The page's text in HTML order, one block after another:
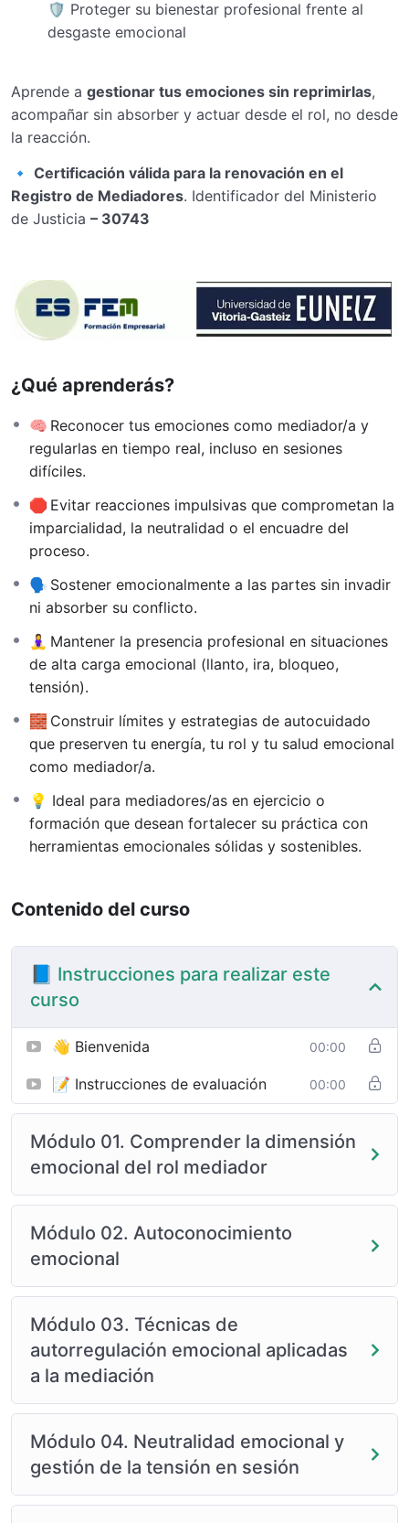
🛡️ Proteger su bienestar profesional frente al
desgaste emocional
Aprende a gestionar tus emociones sin reprimirlas,
acompañar sin absorber y actuar desde el rol, no desde
la reacción.
🔹 Certificación válida para la renovación en el
Registro de Mediadores. Identificador del Ministerio
de Justicia – 30743
¿Qué aprenderás?
🧠 Reconocer tus emociones como mediador/a y
regularlas en tiempo real, incluso en sesiones
difíciles.
🛑 Evitar reacciones impulsivas que comprometan la
imparcialidad, la neutralidad o el encuadre del
proceso.
🗣️ Sostener emocionalmente a las partes sin invadir
ni absorber su conflicto.
🧘‍♀️ Mantener la presencia profesional en situaciones
de alta carga emocional (llanto, ira, bloqueo,
tensión).
🧱 Construir límites y estrategias de autocuidado
que preserven tu energía, tu rol y tu salud emocional
como mediador/a.
💡 Ideal para mediadores/as en ejercicio o
formación que desean fortalecer su práctica con
herramientas emocionales sólidas y sostenibles.
Contenido del curso
📘 Instrucciones para realizar este
curso
👋 Bienvenida 00:00
📝 Instrucciones de evaluación 00:00
Módulo 01. Comprender la dimensión
emocional del rol mediador
Módulo 02. Autoconocimiento
emocional
Módulo 03. Técnicas de
autorregulación emocional aplicadas
a la mediación
Módulo 04. Neutralidad emocional y
gestión de la tensión en sesión